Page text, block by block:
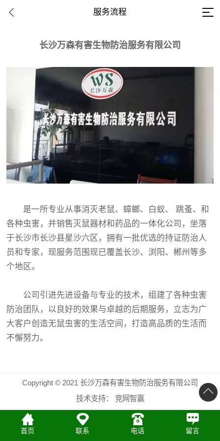
服务流程
长沙万森有害生物防治服务有限公司
是一所专业从事消灭老鼠、蟑螂、白蚁、 跳蚤、和
各种虫害，并销售灭鼠器材和药品的一体化公司，坐落
于长沙市长沙县星沙六区，拥有一批优选的持证防治人
员和专家，现服务范围现已覆盖长沙、浏阳、郴州等多
个地区。
公司引进先进设备与专业的技术，组建了各种虫害
防治团队，以良好的效果与卓越的后期服务，立志为广
大客户创造无鼠虫害的生活空间，打造高品质的生活而
不懈努力。
首页 联系 电话 留言
Copyright © 2021 长沙万森有害生物防治服务有限公司
技术支持：
竞网智赢